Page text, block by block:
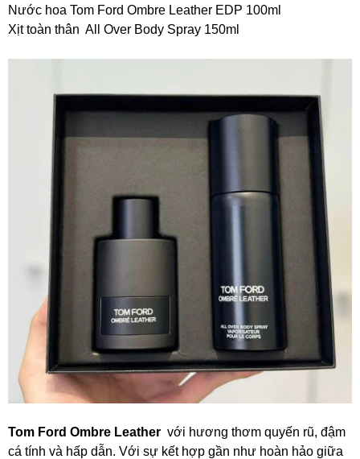
Nước hoa Tom Ford Ombre Leather EDP 100ml
Xịt toàn thân All Over Body Spray 150ml
Tom Ford Ombre Leather với hương thơm quyến rũ, đậm
cá tính và hấp dẫn. Với sự kết hợp gần như hoàn hảo giữa